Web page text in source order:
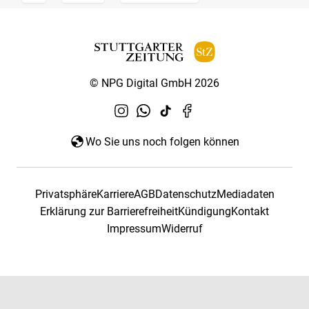
© NPG Digital GmbH 2026
Wo Sie uns noch folgen können
PrivatsphäreKarriereAGBDatenschutzMediadaten
Erklärung zur BarrierefreiheitKündigungKontakt
ImpressumWiderruf